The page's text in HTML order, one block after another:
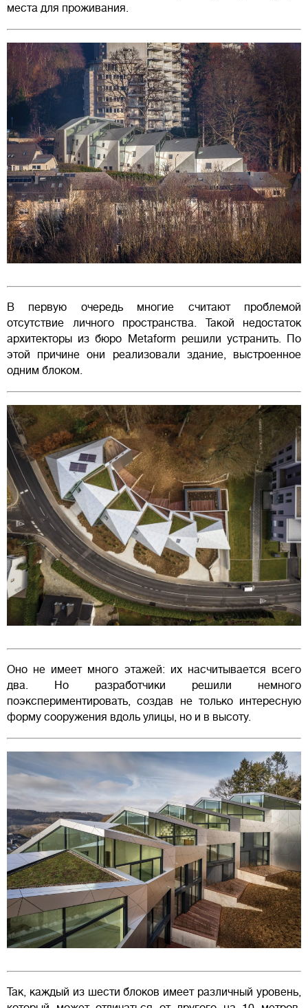
места для проживания.
В первую очередь многие считают проблемой
отсутствие личного пространства. Такой недостаток
архитекторы из бюро Metaform решили устранить. По
этой причине они реализовали здание, выстроенное
одним блоком.
Оно не имеет много этажей: их насчитывается всего
два. Но разработчики решили немного
поэкспериментировать, создав не только интересную
форму сооружения вдоль улицы, но и в высоту.
Так, каждый из шести блоков имеет различный уровень,